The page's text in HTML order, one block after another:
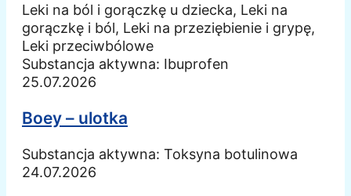
Leki na ból i gorączkę u dziecka, Leki na
gorączkę i ból, Leki na przeziębienie i grypę,
Leki przeciwbólowe
Substancja aktywna: Ibuprofen
25.07.2026
Boey – ulotka
Substancja aktywna: Toksyna botulinowa
24.07.2026